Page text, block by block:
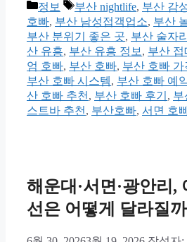
카
테
고
리
정보
태
그
부산 nightlife, 부산 감
호빠, 부산 남성접객업소, 부산
부산 분위기 좋은 곳, 부산 술자리
산 유흥, 부산 유흥 정보 , 부산 접
엄 호빠, 부산 호빠, 부산 호빠 가
부산 호빠 시스템, 부산 호빠 예
산 호빠 추천 , 부산 호빠 후기 , 부
스트바 추천 , 부산호빠, 서면 호
해운대·서면·광안리,
선은 어떻게 달라질까